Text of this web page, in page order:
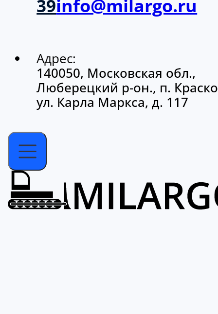
39info@milargo.ru
Адрес:
140050, Московская обл.,
Люберецкий р-он., п.
ул. Карла Маркса, д. 117